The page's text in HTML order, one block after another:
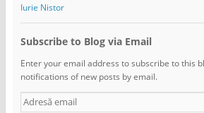
Iurie Nistor
Subscribe to Blog via Email
Enter your email address to subscribe to this
notifications of new posts by email.
A